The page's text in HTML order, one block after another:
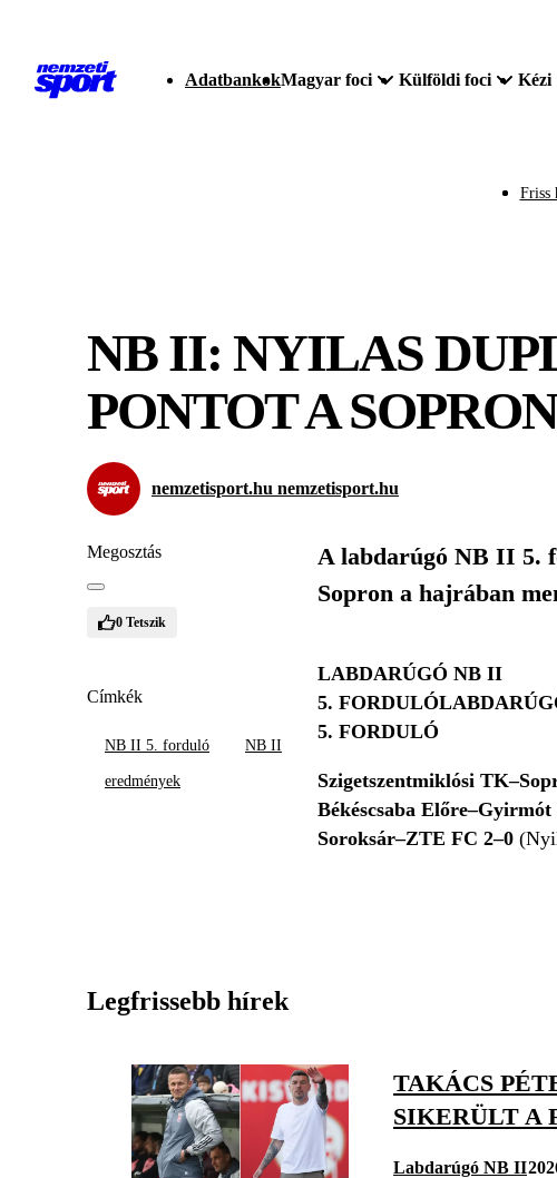
AdatbankokMagyar foci Külföldi foci Kézi
Friss
NB II: NYILAS
PONTOT A SOPRON
nemzetisport.hu nemzetisport.hu
Megosztás
0 Tetszik
Címkék
NB II 5. forduló NB II
eredmények
A labdarúgó NB II 5.
Sopron a hajrában
LABDARÚGÓ NB II
5. FORDULÓ
5. FORDULÓ
Szigetszentmiklósi
Békéscsaba
Soroksár–ZTE FC 2–0
Legfrissebb hírek
TAKÁCS
SIKERÜLT A
Labdarúgó NB II